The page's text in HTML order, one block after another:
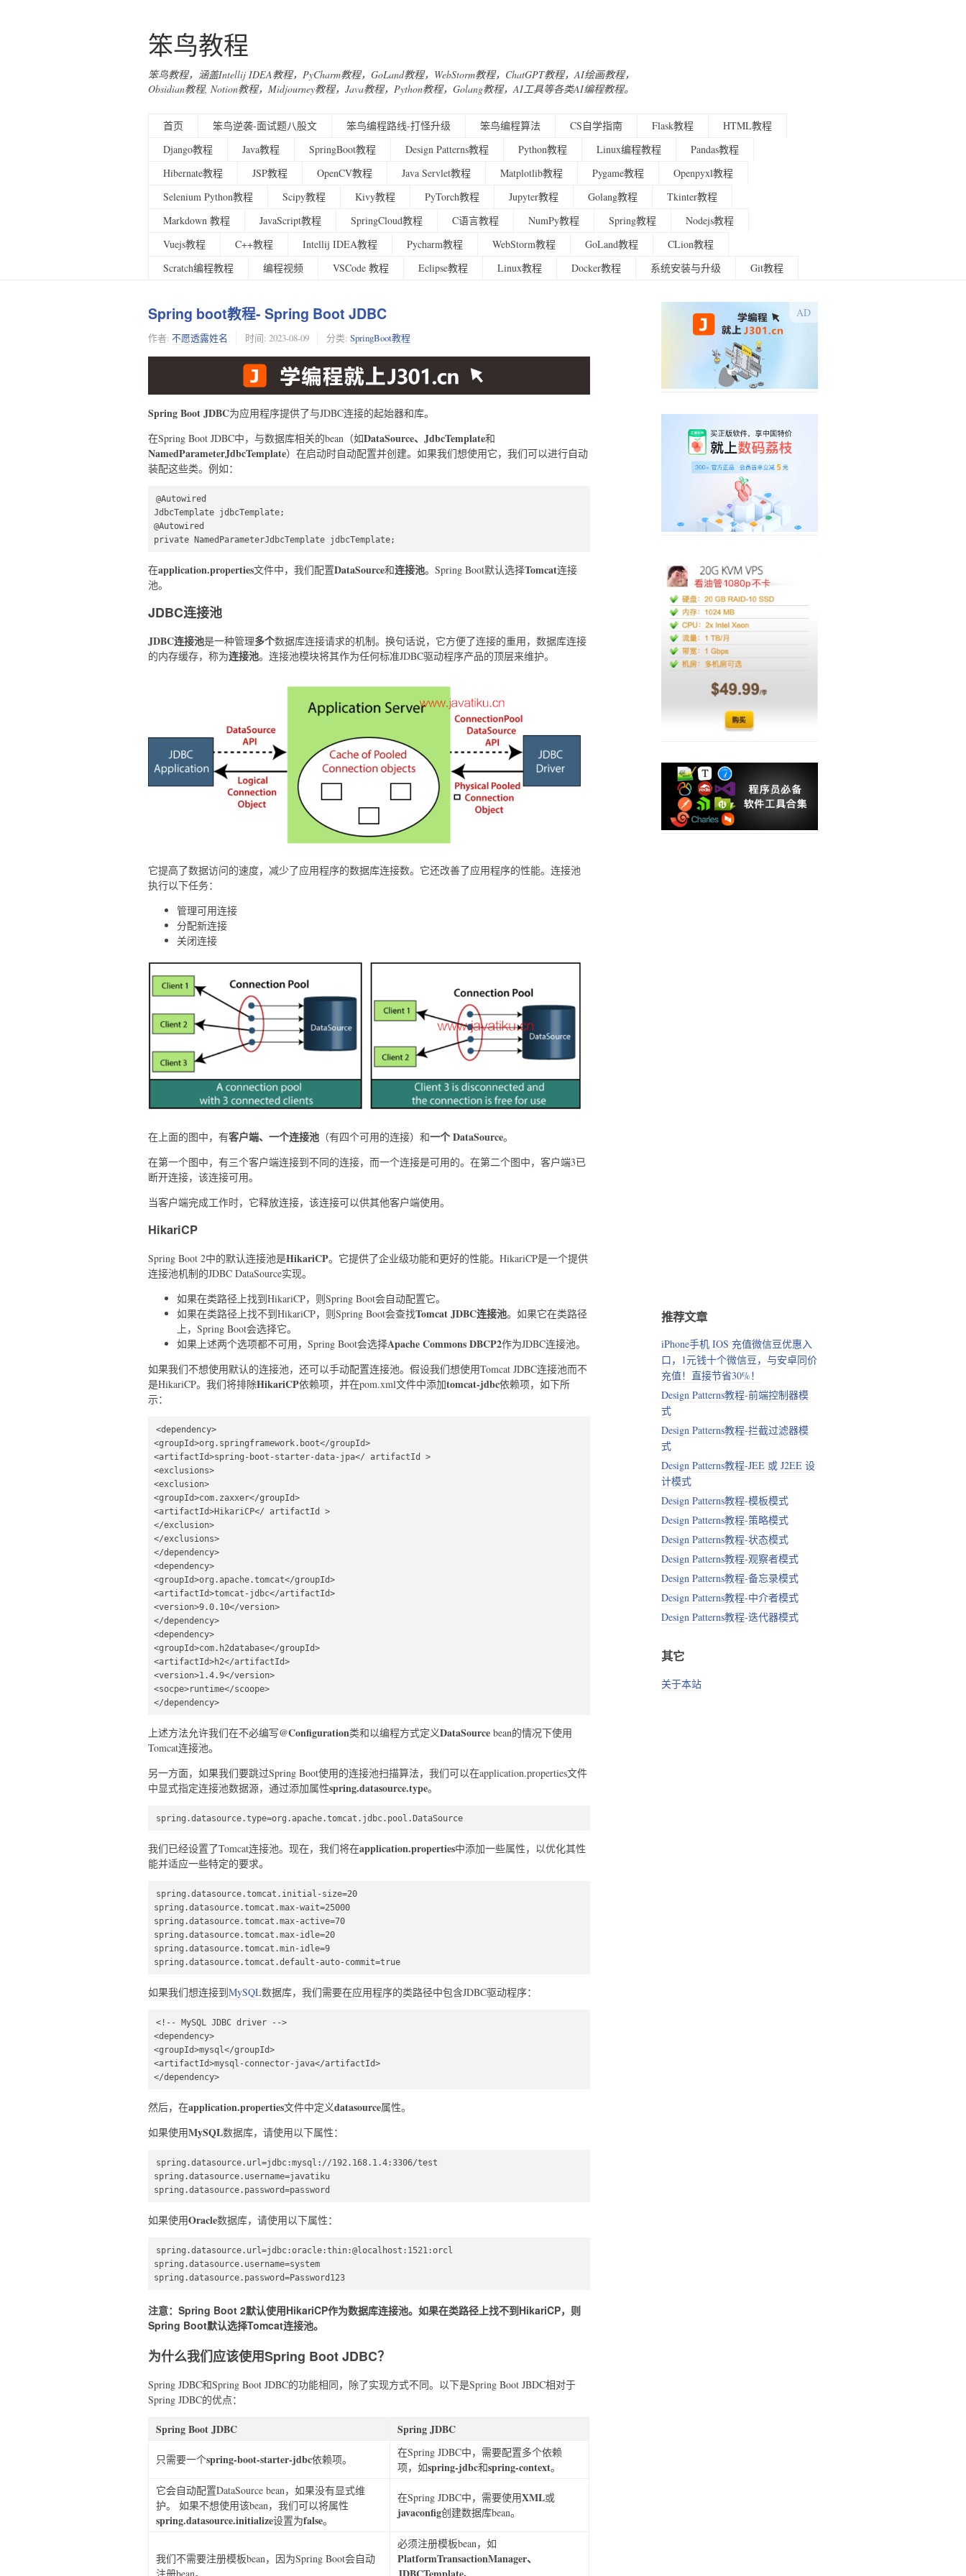
笨鸟教程
笨鸟教程，涵盖Intellij IDEA教程，PyCharm教程，GoLand教程，WebStorm教程，ChatGPT教程，AI绘画教程，
Obsidian教程, Notion教程，Midjourney教程，Java教程，Python教程，Golang教程，AI工具等各类AI编程教程。
首页 笨鸟逆袭-面试题八股文 笨鸟编程路线-打怪升级 笨鸟编程算法 CS自学指南 Flask教程
HTML教程
Django教程
Java教程 SpringBoot教程 Design Patterns教程 Python教程 Linux编程教程
Pandas教程
Hibernate教程
JSP教程 OpenCV教程 Java Servlet教程 Matplotlib教程 Pygame教程
Openpyxl教程
Selenium Python教程
Scipy教程 Kivy教程 PyTorch教程 Jupyter教程 Golang教程
Tkinter教程
Markdown 教程
JavaScript教程 SpringCloud教程 C语言教程 NumPy教程 Spring教程
Nodejs教程
Vuejs教程
C++教程 Intellij IDEA教程 Pycharm教程 WebStorm教程 GoLand教程
CLion教程
Scratch编程教程
编程视频 VSCode 教程 Eclipse教程 Linux教程 Docker教程 系统安装与升级 Git教程
Spring boot教程- Spring Boot JDBC
作者: 不愿透露姓名 时间: 2023-08-09 分类: SpringBoot教程
Spring Boot JDBC为应用程序提供了与JDBC连接的起始器和库。
在Spring Boot JDBC中，与数据库相关的bean（如DataSource、JdbcTemplate和
NamedParameterJdbcTemplate）在启动时自动配置并创建。如果我们想使用它，我们可以进行自动
装配这些类。例如：
@Autowired
JdbcTemplate jdbcTemplate;
@Autowired
private NamedParameterJdbcTemplate jdbcTemplate;
在application.properties文件中，我们配置DataSource和连接池。Spring Boot默认选择Tomcat连接
池。
JDBC连接池
JDBC连接池是一种管理多个数据库连接请求的机制。换句话说，它方便了连接的重用，数据库连接
的内存缓存，称为连接池。连接池模块将其作为任何标准JDBC驱动程序产品的顶层来维护。
它提高了数据访问的速度，减少了应用程序的数据库连接数。它还改善了应用程序的性能。连接池
执行以下任务：
管理可用连接
分配新连接
关闭连接
在上面的图中，有客户端、一个连接池 （有四个可用的连接）和一个DataSource。
在第一个图中，有三个客户端连接到不同的连接，而一个连接是可用的。在第二个图中，客户端3已
断开连接，该连接可用。
当客户端完成工作时，它释放连接，该连接可以供其他客户端使用。
HikariCP
Spring Boot 2中的默认连接池是HikariCP。它提供了企业级功能和更好的性能。HikariCP是一个提供
连接池机制的JDBC DataSource实现。
如果在类路径上找到HikariCP，则Spring Boot会自动配置它。
如果在类路径上找不到HikariCP，则Spring Boot会查找Tomcat JDBC连接池。如果它在类路径
上，Spring Boot会选择它。
如果上述两个选项都不可用，Spring Boot会选择Apache Commons DBCP2作为JDBC连接池。
如果我们不想使用默认的连接池，还可以手动配置连接池。假设我们想使用Tomcat JDBC连接池而不
是HikariCP。我们将排除HikariCP依赖项，并在pom.xml文件中添加tomcat-jdbc依赖项，如下所
示：
<dependency>
<groupId>org.springframework.boot</groupId>
<artifactId>spring-boot-starter-data-jpa</ artifactId >
<exclusions>
<exclusion>
<groupId>com.zaxxer</groupId>
<artifactId>HikariCP</ artifactId >
</exclusion>
</exclusions>
</dependency>
<dependency>
<groupId>org.apache.tomcat</groupId>
<artifactId>tomcat-jdbc</artifactId>
<version>9.0.10</version>
</dependency>
<dependency>
<groupId>com.h2database</groupId>
<artifactId>h2</artifactId>
<version>1.4.9</version>
<socpe>runtime</scoope>
</dependency>
上述方法允许我们在不必编写@Configuration类和以编程方式定义DataSource bean的情况下使用
Tomcat连接池。
另一方面，如果我们要跳过Spring Boot使用的连接池扫描算法，我们可以在application.properties文件
中显式指定连接池数据源，通过添加属性spring.datasource.type。
spring.datasource.type=org.apache.tomcat.jdbc.pool.DataSource
我们已经设置了Tomcat连接池。现在，我们将在application.properties中添加一些属性，以优化其性
能并适应一些特定的要求。
spring.datasource.tomcat.initial-size=20
spring.datasource.tomcat.max-wait=25000
spring.datasource.tomcat.max-active=70
spring.datasource.tomcat.max-idle=20
spring.datasource.tomcat.min-idle=9
spring.datasource.tomcat.default-auto-commit=true
如果我们想连接到MySQL数据库，我们需要在应用程序的类路径中包含JDBC驱动程序：
<!-- MySQL JDBC driver -->
<dependency>
<groupId>mysql</groupId>
<artifactId>mysql-connector-java</artifactId>
</dependency>
然后，在application.properties文件中定义datasource属性。
如果使用MySQL数据库，请使用以下属性：
spring.datasource.url=jdbc:mysql://192.168.1.4:3306/test
spring.datasource.username=javatiku
spring.datasource.password=password
如果使用Oracle数据库，请使用以下属性：
spring.datasource.url=jdbc:oracle:thin:@localhost:1521:orcl
spring.datasource.username=system
spring.datasource.password=Password123
注意：Spring Boot 2默认使用HikariCP作为数据库连接池。如果在类路径上找不到HikariCP，则
Spring Boot默认选择Tomcat连接池。
为什么我们应该使用Spring Boot JDBC？
Spring JDBC和Spring Boot JDBC的功能相同，除了实现方式不同。以下是Spring Boot JBDC相对于
Spring JDBC的优点：
Spring Boot JDBC Spring JDBC
只需要一个spring-boot-starter-jdbc依赖项。
在Spring JDBC中，需要配置多个依赖
项，如spring-jdbc和spring-context。
它会自动配置DataSource bean，如果没有显式维
护。 如果不想使用该bean，我们可以将属性
spring.datasource.initialize设置为false。
在Spring JDBC中，需要使用XML或
javaconfig创建数据库bean。
我们不需要注册模板bean，因为Spring Boot会自动
必须注册模板bean，如
PlatformTransactionManager、
推荐文章
iPhone手机 IOS 充值微信豆优惠入
口，1元钱十个微信豆，与安卓同价
充值！直接节省30%！
Design Patterns教程-前端控制器模
式
Design Patterns教程-拦截过滤器模
式
Design Patterns教程-JEE 或 J2EE 设
计模式
Design Patterns教程-模板模式
Design Patterns教程-策略模式
Design Patterns教程-状态模式
Design Patterns教程-观察者模式
Design Patterns教程-备忘录模式
Design Patterns教程-中介者模式
Design Patterns教程-迭代器模式
其它
关于本站